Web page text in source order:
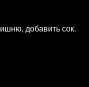
добавить сок.